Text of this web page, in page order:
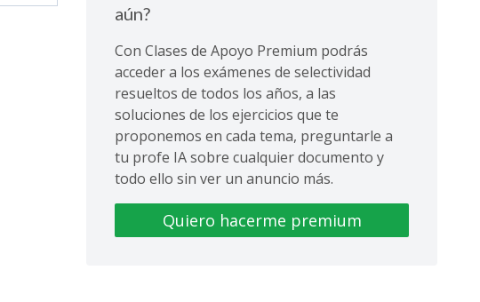
aún?
Con Clases de Apoyo Premium podrás
acceder a los exámenes de selectividad
resueltos de todos los años, a las
soluciones de los ejercicios que te
proponemos en cada tema, preguntarle a
tu profe IA sobre cualquier documento y
todo ello sin ver un anuncio más.
Quiero hacerme premium